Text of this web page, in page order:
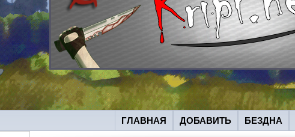
ГЛАВНАЯ ДОБАВИТЬ БЕЗДНА